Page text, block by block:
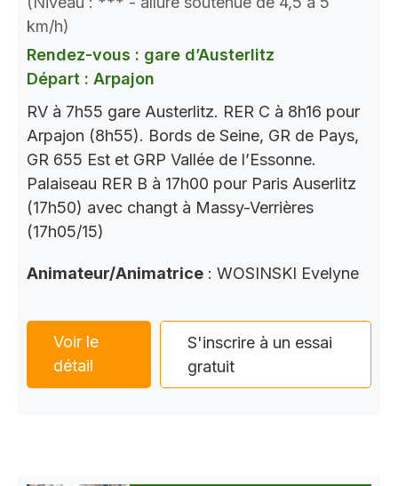
km/h)
Rendez-vous : gare d’Austerlitz
Départ : Arpajon
RV à 7h55 gare Austerlitz. RER C à 8h16 pour
Arpajon (8h55). Bords de Seine, GR de Pays,
GR 655 Est et GRP Vallée de l’Essonne.
Palaiseau RER B à 17h00 pour Paris Auserlitz
(17h50) avec changt à Massy-Verrières
(17h05/15)
Animateur/Animatrice : WOSINSKI Evelyne
Voir le
détail
S'inscrire à un essai
gratuit